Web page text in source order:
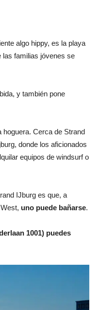
algo hippy, es la playa
las familias jóvenes se
y también pone
hoguera. Cerca de Strand
donde los aficionados
equipos de windsurf o
IJburg es que, a
uno puede bañarse.
1001) puedes